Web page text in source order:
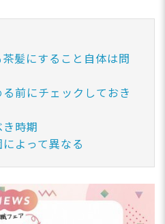
髪にすること自体は問
前にチェックしておき
時期
よって異なる